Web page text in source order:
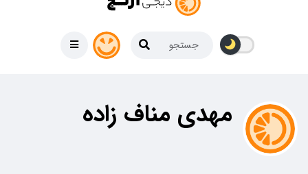
مهدی مناف زاده